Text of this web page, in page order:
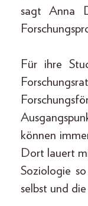
sagt Anna
Für ihre
können
Dort lauert
Soziologie
selbst und